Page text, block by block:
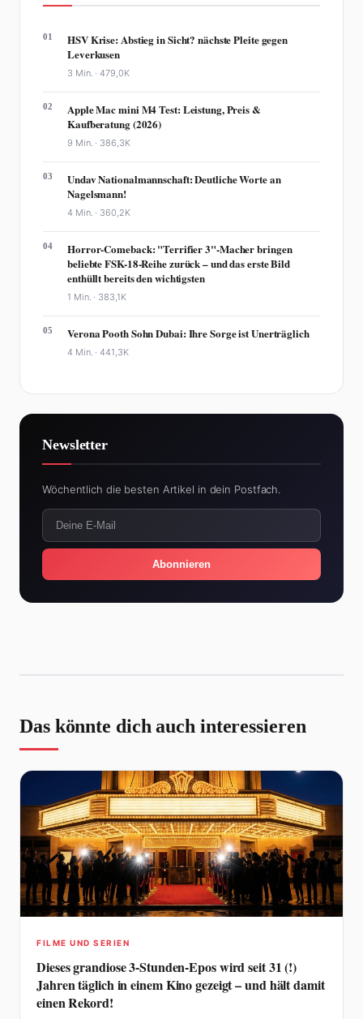
01
HSV Krise: Abstieg in Sicht? nächste Pleite gegen
Leverkusen
3 Min. ·479,0K
02
Apple Mac mini M4 Test: Leistung, Preis &
Kaufberatung (2026)
9 Min. · 386,3K
03
Undav Nationalmannschaft: Deutliche Worte an
Nagelsmann!
4 Min. · 360,2K
04
Horror-Comeback: "Terrifier 3"-Macher bringen
beliebte FSK-18-Reihe zurück – und das erste Bild
enthüllt bereits den wichtigsten
1 Min. · 383,1K
05 Verona Pooth Sohn Dubai: Ihre Sorge ist Unerträglich
4 Min. ·441,3K
Newsletter
Wöchentlich die besten Artikel in dein Postfach.
Abonnieren
Das könnte dich auch interessieren
FILME UND SERIEN
Dieses grandiose 3-Stunden-Epos wird seit 31 (!)
Jahren täglich in einem Kino gezeigt – und hält damit
einen Rekord!